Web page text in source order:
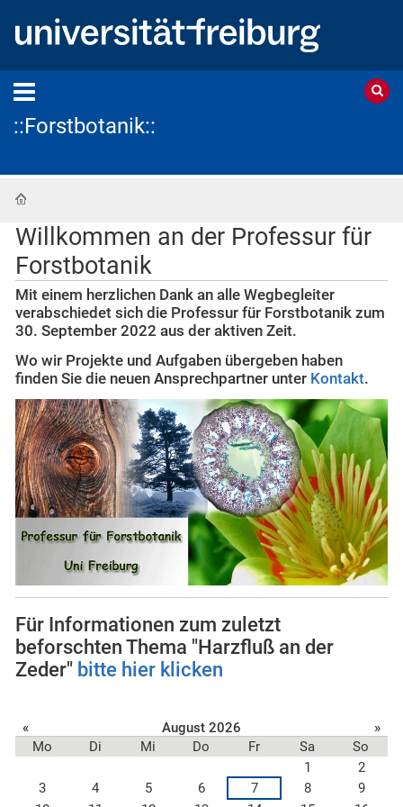
::Forstbotanik::
Willkommen an der Professur für
Forstbotanik
Mit einem herzlichen Dank an alle Wegbegleiter
verabschiedet sich die Professur für Forstbotanik zum
30. September 2022 aus der aktiven Zeit.
Wo wir Projekte und Aufgaben übergeben haben
finden Sie die neuen Ansprechpartner unter Kontakt.
Für Informationen zum zuletzt
beforschten Thema "Harzfluß an der
Zeder" bitte hier klicken
« August 2026
»
Mo
Di Mi Do Fr Sa
So
1
2
3
4 5 6 7 8
9